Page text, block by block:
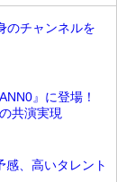
のチャンネルを
』に登場！
共演実現
感、高いタレント